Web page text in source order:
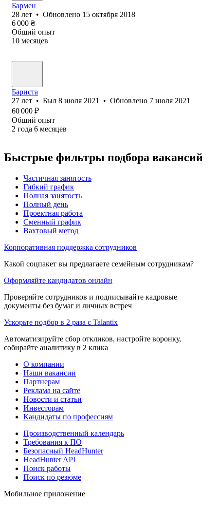
Бармен
28 лет • Обновлено 15 октября 2018
6 000 ₴
Общий опыт
10 месяцев
Бариста
27 лет • Был 8 июля 2021 • Обновлено 7 июля 2021
60 000 ₽
Общий опыт
2 года 6 месяцев
Быстрые фильтры подбора вакансий
Частичная занятость
Гибкий график
Полная занятость
Полный день
Проектная работа
Сменный график
Вахтовый метод
Корпоративная поддержка сотрудников
Какой соцпакет вы предлагаете семейным сотрудникам?
Оформляйте кандидатов онлайн
Проверяйте сотрудников и подписывайте кадровые
документы без бумаг и личных встреч
Ускорьте подбор в 2 раза с Talantix
Автоматизируйте сбор откликов, настройте воронку,
собирайте аналитику в 2 клика
О компании
Наши вакансии
Партнерам
Реклама на сайте
Новости и статьи
Инвесторам
Кандидаты по профессиям
Производственный календарь
Требования к ПО
Безопасный HeadHunter
HeadHunter API
Поиск работы
Поиск по резюме
Мобильное приложение